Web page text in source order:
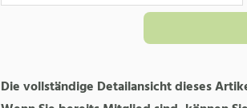
Die vollständige Detailansicht dieses